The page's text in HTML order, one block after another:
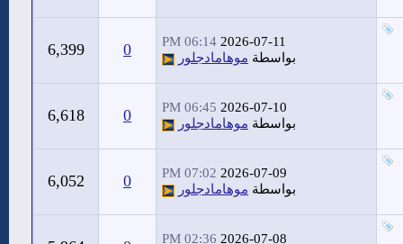
2026-07-11
06:14 PM
بواسطة موهامادجلور 0
6,399
2026-07-10
06:45 PM
بواسطة موهامادجلور 0
6,618
2026-07-09
07:02 PM
بواسطة موهامادجلور 0
6,052
2026-07-08
02:36 PM